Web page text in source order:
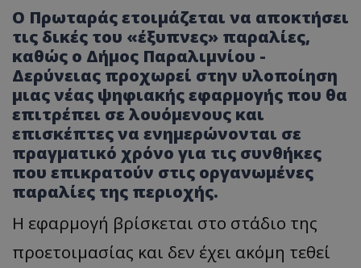
Ο Πρωταράς ετοιμάζεται να αποκτήσει
τις δικές του «έξυπνες» παραλίες,
καθώς ο Δήμος Παραλιμνίου -
Δερύνειας προχωρεί στην υλοποίηση
μιας νέας ψηφιακής εφαρμογής που θα
επιτρέπει σε λουόμενους και
επισκέπτες να ενημερώνονται σε
πραγματικό χρόνο για τις συνθήκες
που επικρατούν στις οργανωμένες
παραλίες της περιοχής.
Η εφαρμογή βρίσκεται στο στάδιο της
προετοιμασίας και δεν έχει ακόμη τεθεί